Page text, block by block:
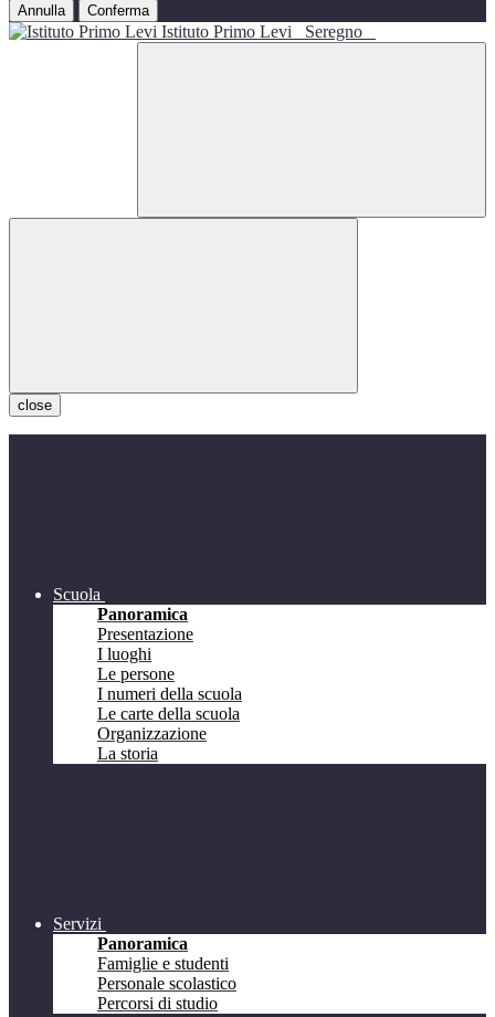
Annulla Conferma
Istituto Primo Levi Seregno
close
Scuola
Panoramica
Presentazione
I luoghi
Le persone
I numeri della scuola
Le carte della scuola
Organizzazione
La storia
Servizi
Panoramica
Famiglie e studenti
Personale scolastico
Percorsi di studio